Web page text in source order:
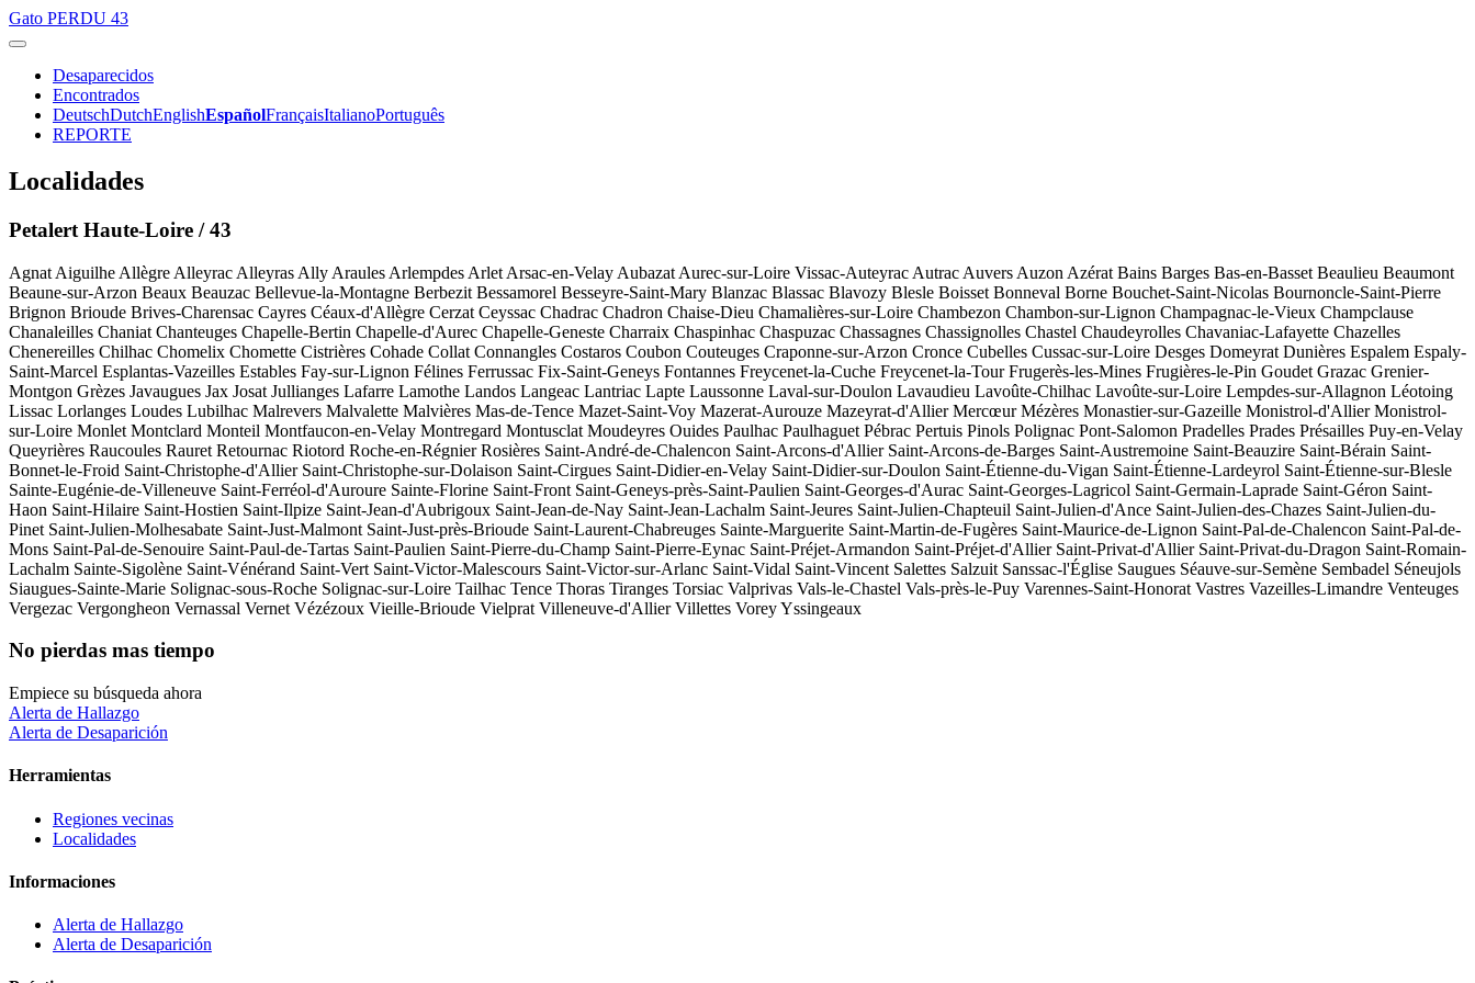
Gato PERDU 43
Desaparecidos
Encontrados
DeutschDutchEnglishEspañolFrançaisItalianoPortuguês
REPORTE
Localidades
Petalert Haute-Loire / 43
Agnat Aiguilhe Allègre Alleyrac Alleyras Ally Araules Arlempdes Arlet Arsac-en-Velay Aubazat Aurec-sur-Loire Vissac-Auteyrac Autrac Auvers Auzon Azérat Bains Barges Bas-en-Basset Beaulieu Beaumont
Beaune-sur-Arzon Beaux Beauzac Bellevue-la-Montagne Berbezit Bessamorel Besseyre-Saint-Mary Blanzac Blassac Blavozy Blesle Boisset Bonneval Borne Bouchet-Saint-Nicolas Bournoncle-Saint-Pierre
Brignon Brioude Brives-Charensac Cayres Céaux-d'Allègre Cerzat Ceyssac Chadrac Chadron Chaise-Dieu Chamalières-sur-Loire Chambezon Chambon-sur-Lignon Champagnac-le-Vieux Champclause
Chanaleilles Chaniat Chanteuges Chapelle-Bertin Chapelle-d'Aurec Chapelle-Geneste Charraix Chaspinhac Chaspuzac Chassagnes Chassignolles Chastel Chaudeyrolles Chavaniac-Lafayette Chazelles
Chenereilles Chilhac Chomelix Chomette Cistrières Cohade Collat Connangles Costaros Coubon Couteuges Craponne-sur-Arzon Cronce Cubelles Cussac-sur-Loire Desges Domeyrat Dunières Espalem Espaly-
Saint-Marcel Esplantas-Vazeilles Estables Fay-sur-Lignon Félines Ferrussac Fix-Saint-Geneys Fontannes Freycenet-la-Cuche Freycenet-la-Tour Frugerès-les-Mines Frugières-le-Pin Goudet Grazac Grenier-
Montgon Grèzes Javaugues Jax Josat Jullianges Lafarre Lamothe Landos Langeac Lantriac Lapte Laussonne Laval-sur-Doulon Lavaudieu Lavoûte-Chilhac Lavoûte-sur-Loire Lempdes-sur-Allagnon Léotoing
Lissac Lorlanges Loudes Lubilhac Malrevers Malvalette Malvières Mas-de-Tence Mazet-Saint-Voy Mazerat-Aurouze Mazeyrat-d'Allier Mercœur Mézères Monastier-sur-Gazeille Monistrol-d'Allier Monistrol-
sur-Loire Monlet Montclard Monteil Montfaucon-en-Velay Montregard Montusclat Moudeyres Ouides Paulhac Paulhaguet Pébrac Pertuis Pinols Polignac Pont-Salomon Pradelles Prades Présailles Puy-en-Velay
Queyrières Raucoules Rauret Retournac Riotord Roche-en-Régnier Rosières Saint-André-de-Chalencon Saint-Arcons-d'Allier Saint-Arcons-de-Barges Saint-Austremoine Saint-Beauzire Saint-Bérain Saint-
Bonnet-le-Froid Saint-Christophe-d'Allier Saint-Christophe-sur-Dolaison Saint-Cirgues Saint-Didier-en-Velay Saint-Didier-sur-Doulon Saint-Étienne-du-Vigan Saint-Étienne-Lardeyrol Saint-Étienne-sur-Blesle
Sainte-Eugénie-de-Villeneuve Saint-Ferréol-d'Auroure Sainte-Florine Saint-Front Saint-Geneys-près-Saint-Paulien Saint-Georges-d'Aurac Saint-Georges-Lagricol Saint-Germain-Laprade Saint-Géron Saint-
Haon Saint-Hilaire Saint-Hostien Saint-Ilpize Saint-Jean-d'Aubrigoux Saint-Jean-de-Nay Saint-Jean-Lachalm Saint-Jeures Saint-Julien-Chapteuil Saint-Julien-d'Ance Saint-Julien-des-Chazes Saint-Julien-du-
Pinet Saint-Julien-Molhesabate Saint-Just-Malmont Saint-Just-près-Brioude Saint-Laurent-Chabreuges Sainte-Marguerite Saint-Martin-de-Fugères Saint-Maurice-de-Lignon Saint-Pal-de-Chalencon Saint-Pal-de-
Mons Saint-Pal-de-Senouire Saint-Paul-de-Tartas Saint-Paulien Saint-Pierre-du-Champ Saint-Pierre-Eynac Saint-Préjet-Armandon Saint-Préjet-d'Allier Saint-Privat-d'Allier Saint-Privat-du-Dragon Saint-Romain-
Lachalm Sainte-Sigolène Saint-Vénérand Saint-Vert Saint-Victor-Malescours Saint-Victor-sur-Arlanc Saint-Vidal Saint-Vincent Salettes Salzuit Sanssac-l'Église Saugues Séauve-sur-Semène Sembadel Séneujols
Siaugues-Sainte-Marie Solignac-sous-Roche Solignac-sur-Loire Tailhac Tence Thoras Tiranges Torsiac Valprivas Vals-le-Chastel Vals-près-le-Puy Varennes-Saint-Honorat Vastres Vazeilles-Limandre Venteuges
Vergezac Vergongheon Vernassal Vernet Vézézoux Vieille-Brioude Vielprat Villeneuve-d'Allier Villettes VoreyYssingeaux
No pierdas mas tiempo
Empiece su búsqueda ahora
Alerta de Hallazgo
Alerta de Desaparición
Herramientas
Regiones vecinas
Localidades
Informaciones
Alerta de Hallazgo
Alerta de Desaparición